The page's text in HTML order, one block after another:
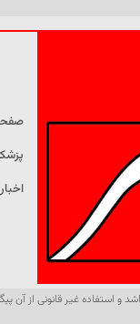
و استفاده غیر قانونی از آن